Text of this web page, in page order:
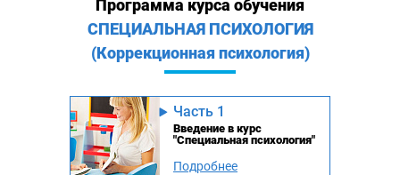
Программа курса обучения
СПЕЦИАЛЬНАЯ ПСИХОЛОГИЯ
(Коррекционная психология)
Часть 1
Введение в курс
"Специальная психология"
Подробнее